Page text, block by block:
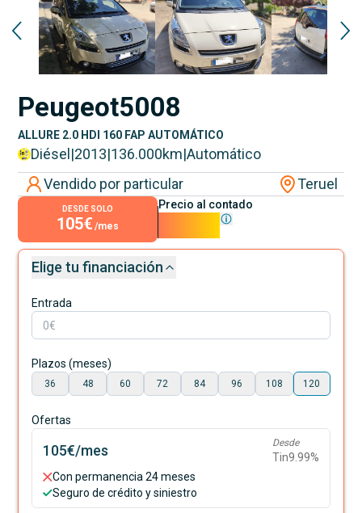
Peugeot5008
ALLURE 2.0 HDI 160 FAP AUTOMÁTICO
Diésel |2013|136.000km|Automático
Vendido por particular
Teruel
DESDE SOLO
105€ /mes
Precio al contado
Elige tu financiación
Entrada
Plazos (meses)
36 48 60 72 84 96 108 120
Ofertas
105€/mes Desde
Tin9.99%
Con permanencia 24 meses
Seguro de crédito y siniestro